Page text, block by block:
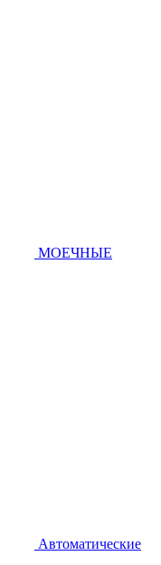
МОЕЧНЫЕ
Автоматические